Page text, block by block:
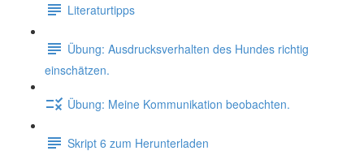
Literaturtipps
Übung: Ausdrucksverhalten des Hundes richtig
einschätzen.
Übung: Meine Kommunikation beobachten.
Skript 6 zum Herunterladen